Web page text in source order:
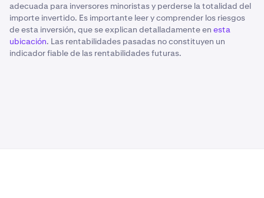
adecuada para inversores minoristas y perderse la totalidad del
importe invertido. Es importante leer y comprender los riesgos
de esta inversión, que se explican detalladamente en esta
ubicación. Las rentabilidades pasadas no constituyen un
indicador fiable de las rentabilidades futuras.